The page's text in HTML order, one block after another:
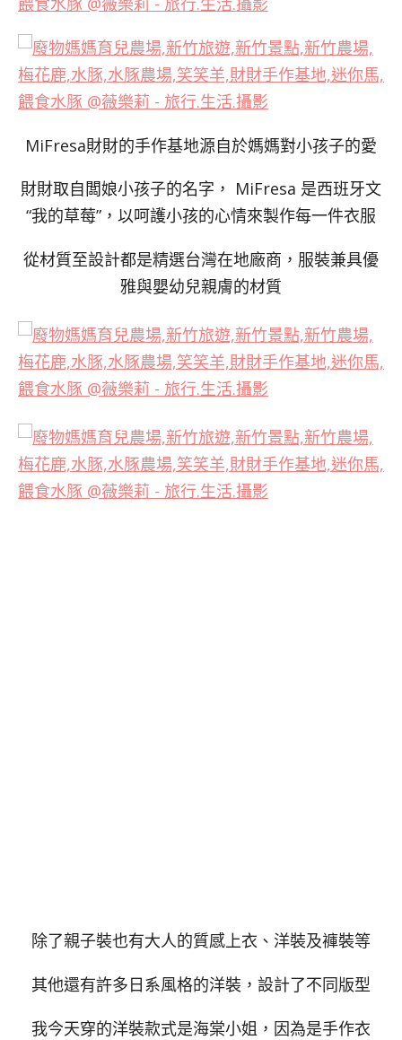
MiFresa財財的手作基地源自於媽媽對小孩子的愛
財財取自闆娘小孩子的名字， MiFresa 是西班牙文
“我的草莓”，以呵護小孩的心情來製作每一件衣服
從材質至設計都是精選台灣在地廠商，服裝兼具優
雅與嬰幼兒親膚的材質
除了親子裝也有大人的質感上衣、洋裝及褲裝等
其他還有許多日系風格的洋裝，設計了不同版型
我今天穿的洋裝款式是海棠小姐，因為是手作衣